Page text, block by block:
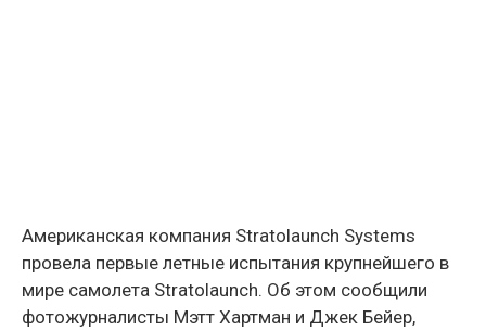
Американская компания Stratolaunch Systems
провела первые летные испытания крупнейшего в
мире самолета Stratolaunch. Об этом сообщили
фотожурналисты Мэтт Хартман и Джек Бейер,